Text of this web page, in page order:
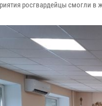
росгвардейцы смогли в